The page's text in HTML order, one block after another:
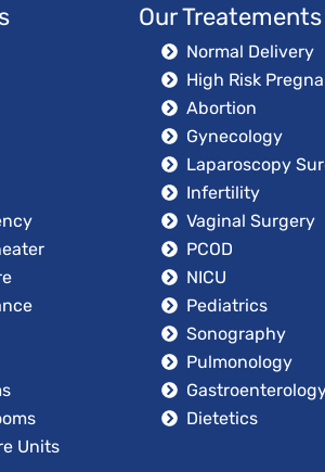
Units
Our Treatements
Normal Delivery
High Risk
Abortion
Gynecology
Laparoscopy
Infertility
Vaginal Surgery
PCOD
NICU
Pediatrics
Sonography
Pulmonology
Dietetics